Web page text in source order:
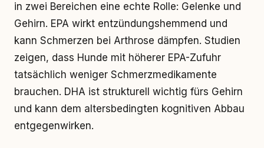
in zwei Bereichen eine echte Rolle: Gelenke und
Gehirn. EPA wirkt entzündungshemmend und
kann Schmerzen bei Arthrose dämpfen. Studien
zeigen, dass Hunde mit höherer EPA-Zufuhr
tatsächlich weniger Schmerzmedikamente
brauchen. DHA ist strukturell wichtig fürs Gehirn
und kann dem altersbedingten kognitiven Abbau
entgegenwirken.